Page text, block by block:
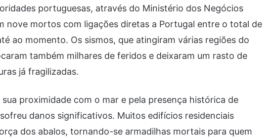
portuguesas, através do Ministério dos Negócios
nove mortos com ligações diretas a Portugal entre o total de
ao momento. Os sismos, que atingiram várias regiões do
também milhares de feridos e deixaram um rasto de
já fragilizadas.
sua proximidade com o mar e pela presença histórica de
danos significativos. Muitos edifícios residenciais
dos abalos, tornando-se armadilhas mortais para quem